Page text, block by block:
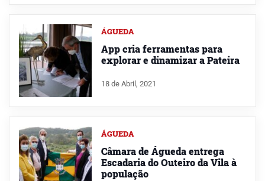
ÁGUEDA
App cria ferramentas para
explorar e dinamizar a Pateira
18 de Abril, 2021
ÁGUEDA
Câmara de Águeda entrega
Escadaria do Outeiro da Vila à
população